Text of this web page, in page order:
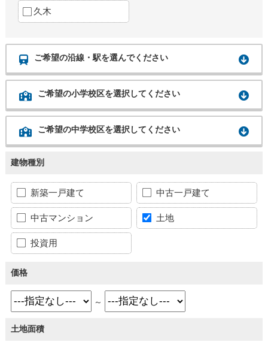
久木
ご希望の沿線・駅を選んでください
ご希望の小学校区を選択してください
ご希望の中学校区を選択してください
建物種別
新築一戸建て 中古一戸建て
中古マンション 土地
投資用
価格
～
土地面積